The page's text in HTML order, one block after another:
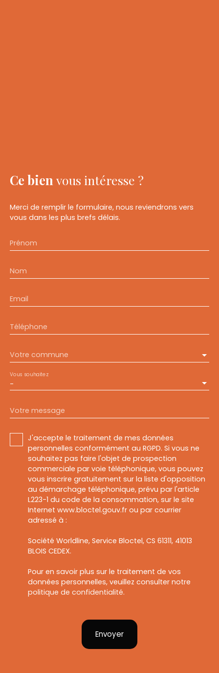
Ce bien vous intéresse ?
Merci de remplir le formulaire, nous reviendrons vers
vous dans les plus brefs délais.
Prénom
Nom
Email
Téléphone
Votre commune
-
Vous souhaitez
Votre message
J'accepte le traitement de mes données
personnelles conformément au RGPD. Si vous ne
souhaitez pas faire l'objet de prospection
commerciale par voie téléphonique, vous pouvez
vous inscrire gratuitement sur la liste d'opposition
au démarchage téléphonique, prévu par l'article
L223-1 du code de la consommation, sur le site
Internet www.bloctel.gouv.fr ou par courrier
adressé à :
Société Worldline, Service Bloctel, CS 61311, 41013
BLOIS CEDEX.
Pour en savoir plus sur le traitement de vos
données personnelles, veuillez consulter notre
politique de confidentialité.
Envoyer